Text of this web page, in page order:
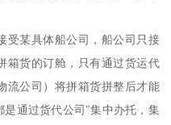
受某具体船公司，船公司只接
箱货的订舱，只有通过货运代
流公司）将拼箱货拼整后才能
是通过货代公司"集中办托，集